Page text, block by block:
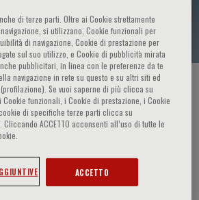
ED EVENTI / RELATORE
di terze parti. Oltre ai Cookie strettamente
si utilizzano, Cookie funzionali per
di navigazione, Cookie di prestazione per
sul suo utilizzo, e Cookie di pubblicità mirata
pubblicitari, in linea con le preferenze da te
navigazione in rete su questo e su altri siti ed
Se vuoi saperne di più clicca su
funzionali, i Cookie di prestazione, i Cookie
di specifiche terze parti clicca su
Cliccando ACCETTO acconsenti all’uso di tutte le
ACCETTO